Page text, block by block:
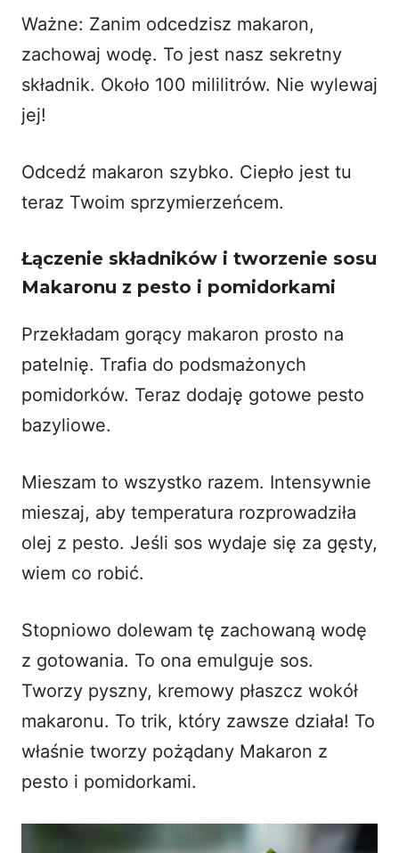
Ważne: Zanim odcedzisz makaron,
zachowaj wodę. To jest nasz sekretny
składnik. Około 100 mililitrów. Nie wylewaj
jej!
Odcedź makaron szybko. Ciepło jest tu
teraz Twoim sprzymierzeńcem.
Łączenie składników i tworzenie sosu
Makaronu z pesto i pomidorkami
Przekładam gorący makaron prosto na
patelnię. Trafia do podsmażonych
pomidorków. Teraz dodaję gotowe pesto
bazyliowe.
Mieszam to wszystko razem. Intensywnie
mieszaj, aby temperatura rozprowadziła
olej z pesto. Jeśli sos wydaje się za gęsty,
wiem co robić.
Stopniowo dolewam tę zachowaną wodę
z gotowania. To ona emulguje sos.
Tworzy pyszny, kremowy płaszcz wokół
makaronu. To trik, który zawsze działa! To
właśnie tworzy pożądany Makaron z
pesto i pomidorkami.